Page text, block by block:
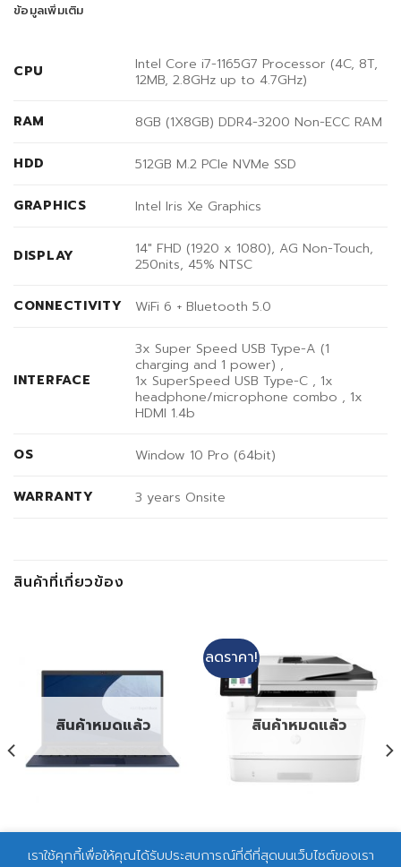
ข้อมูลเพิ่มเติม
CPU
Intel Core i7-1165G7 Processor (4C, 8T,
12MB, 2.8GHz up to 4.7GHz)
RAM 8GB (1X8GB) DDR4-3200 Non-ECC RAM
HDD 512GB M.2 PCIe NVMe SSD
GRAPHICS Intel Iris Xe Graphics
DISPLAY
14″ FHD (1920 x 1080), AG Non-Touch,
250nits, 45% NTSC
CONNECTIVITY WiFi 6 + Bluetooth 5.0
INTERFACE
3x Super Speed USB Type-A (1
charging and 1 power) ,
1x SuperSpeed USB Type-C , 1x
headphone/microphone combo , 1x
HDMI 1.4b
OS Window 10 Pro (64bit)
WARRANTY 3 years Onsite
สินค้าที่เกี่ยวข้อง
สินค้าหมดแล้ว
NB ASUS EXPERTBOOK
B1400 (90NX0571-
ลดราคา!
สินค้าหมดแล้ว
P/T HP LaserJet Pro MFP
M428fdn (W1A29A)
เราใช้คุกกี้เพื่อให้คุณได้รับประสบการณ์ที่ดีที่สุดบนเว็บไซต์ของเรา